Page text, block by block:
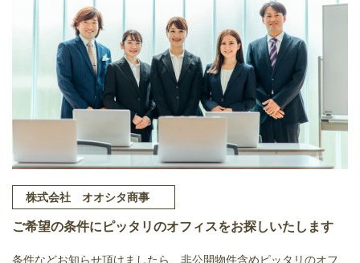
株式会社 オオシタ商事
ご希望の条件にピッタリのオフィスをお探しいたします
条件などお知らせ頂けましたら、非公開物件含めピッタリのオフ